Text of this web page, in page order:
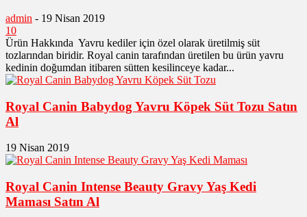
admin - 19 Nisan 2019
10
Ürün Hakkında Yavru kediler için özel olarak üretilmiş süt
tozlarından biridir. Royal canin tarafından üretilen bu ürün yavru
kedinin doğumdan itibaren sütten kesilinceye kadar...
Royal Canin Babydog Yavru Köpek Süt Tozu Satın
Al
19 Nisan 2019
Royal Canin Intense Beauty Gravy Yaş Kedi
Maması Satın Al